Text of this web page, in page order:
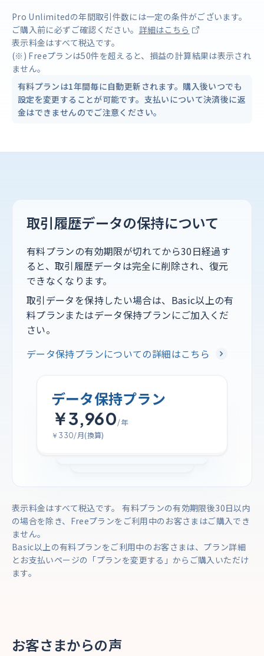
Pro Unlimitedの年間取引件数には一定の条件がございます。
ご購入前に必ずご確認ください。 詳細はこちら
表示料金はすべて税込です。
(※) Freeプランは50件を超えると、損益の計算結果は表示され
ません。
有料プランは1年間毎に自動更新されます。購入後いつでも
設定を変更することが可能です。支払いについて決済後に返
金はできませんのでご注意ください。
取引履歴データの保持について
有料プランの有効期限が切れてから30日経過す
ると、取引履歴データは完全に削除され、復元
できなくなります。
取引データを保持したい場合は、Basic以上の有
料プランまたはデータ保持プランにご加入くだ
さい。
データ保持プランについての詳細はこちら
データ保持プラン
￥3,960/年
￥330/月(換算)
表示料金はすべて税込です。 有料プランの有効期限後30日以内
の場合を除き、Freeプランをご利用中のお客さまはご購入でき
ません。
Basic以上の有料プランをご利用中のお客さまは、プラン詳細
とお支払いページの「プランを変更する」からご購入いただけ
ます。
お客さまからの声